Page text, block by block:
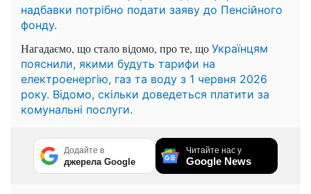
надбавки потрібно подати заяву до Пенсійного
фонду.
Нагадаємо, що стало відомо, про те, що Українцям
пояснили, якими будуть тарифи на
електроенергію, газ та воду з 1 червня 2026
року. Відомо, скільки доведеться платити за
комунальні послуги.
Додайте в
джерела Google
Читайте нас у
Google News